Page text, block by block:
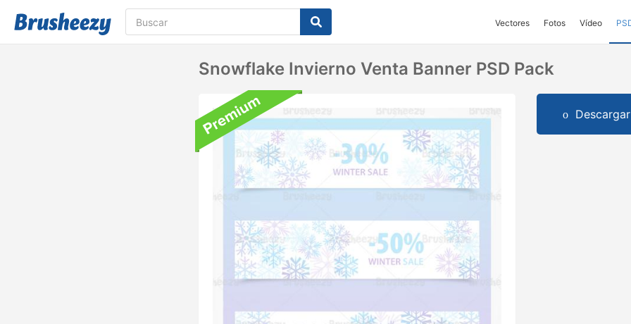
Vectores Fotos Vídeo
Snowflake Invierno Venta Banner PSD Pack